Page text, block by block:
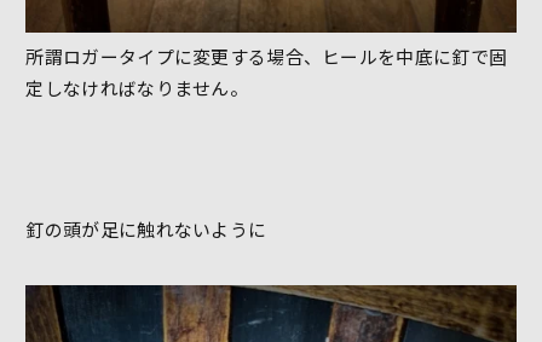
所謂ロガータイプに変更する場合、ヒールを中底に釘で固
定しなければなりません。
釘の頭が足に触れないように